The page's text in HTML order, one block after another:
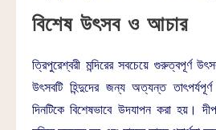
বিশেষ উৎসব ও আচার
ত্রিপুরেশ্বরী মন্দিরের সবচেয়ে গুরুত্বপূর্ণ
উৎসবটি হিন্দুদের জন্য অত্যন্ত
দিনটিকে বিশেষভাবে উদযাপন করা হয়।